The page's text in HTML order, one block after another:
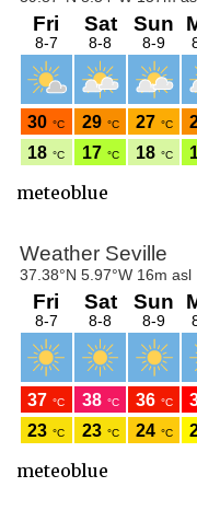
meteoblue
meteoblue